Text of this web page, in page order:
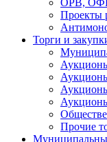
ОРВ,
Проекты
Торги и
Прочие